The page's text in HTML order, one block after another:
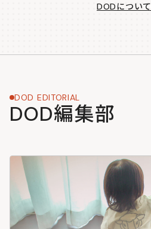
DODについて
DOD EDITORIAL
DOD編集部